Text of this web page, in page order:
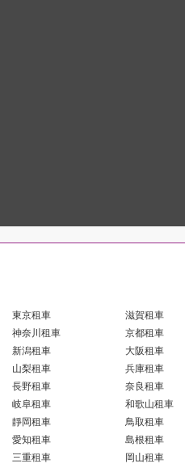
東京租車
神奈川租車
新潟租車
山梨租車
長野租車
岐阜租車
靜岡租車
愛知租車
三重租車
滋賀租車
京都租車
大阪租車
兵庫租車
奈良租車
和歌山租車
鳥取租車
島根租車
岡山租車